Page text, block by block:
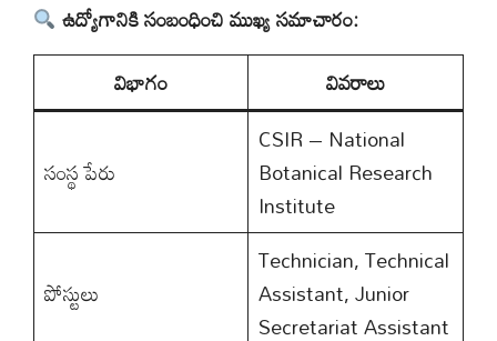
ఉద్యోగానికి సంబంధించి ముఖ్య సమాచారం:
విభాగం
వివరాలు
సంస్థ పేరు
CSIR – National
Botanical Research
Institute
పోస్టులు
Technician, Technical
Assistant, Junior
Secretariat Assistant